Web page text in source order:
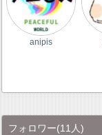
anipis
フォロワー(11人)